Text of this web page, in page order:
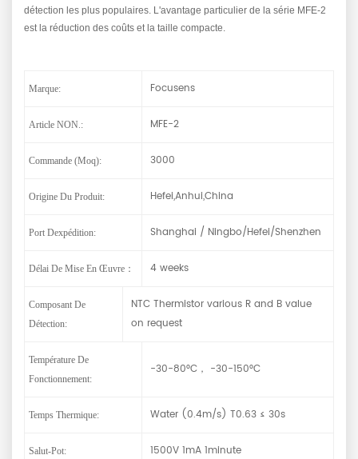
détection les plus populaires. L'avantage particulier de la série MFE-2
est la réduction des coûts et la taille compacte.
Marque: Focusens
Article NON.: MFE-2
Commande (moq): 3000
Origine Du Produit: Hefei,Anhui,China
Port Dexpédition: Shanghai / Ningbo/Hefei/Shenzhen
Délai De Mise En Œuvre： 4 weeks
Composant De
Détection:
NTC Thermistor various R and B value
on request
Température De
Fonctionnement:
-30-80°C， -30-150°C
Temps Thermique: Water (0.4m/s) T0.63 ≤ 30s
Salut-Pot: 1500V 1mA 1minute